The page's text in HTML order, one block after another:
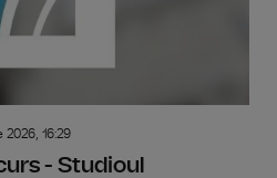
2026, 16:29
- Studioul